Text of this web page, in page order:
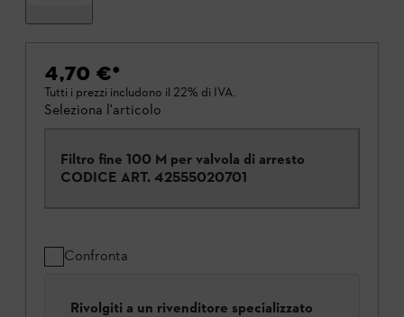
4,70 €*
Tutti i prezzi includono il 22% di IVA.
Seleziona l'articolo
Filtro fine 100 M per valvola di arresto
CODICE ART. 42555020701
Confronta
Rivolgiti a un rivenditore specializzato